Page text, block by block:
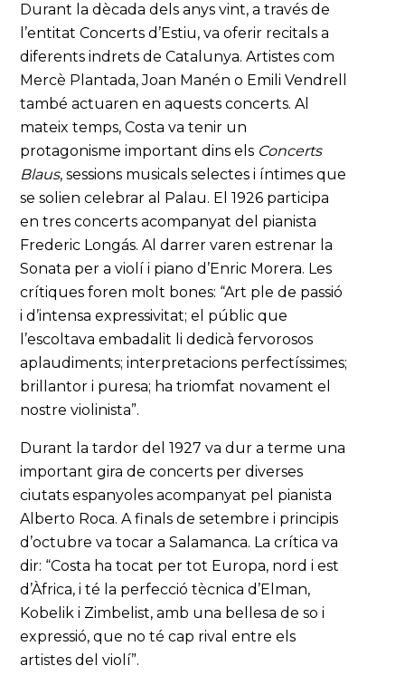
Durant la dècada dels anys vint, a través de
l’entitat Concerts d’Estiu, va oferir recitals a
diferents indrets de Catalunya. Artistes com
Mercè Plantada, Joan Manén o Emili Vendrell
també actuaren en aquests concerts. Al
mateix temps, Costa va tenir un
protagonisme important dins els Concerts
Blaus, sessions musicals selectes i íntimes que
se solien celebrar al Palau. El 1926 participa
en tres concerts acompanyat del pianista
Frederic Longás. Al darrer varen estrenar la
Sonata per a violí i piano d’Enric Morera. Les
crítiques foren molt bones: “Art ple de passió
i d’intensa expressivitat; el públic que
l’escoltava embadalit li dedicà fervorosos
aplaudiments; interpretacions perfectíssimes;
brillantor i puresa; ha triomfat novament el
nostre violinista”.
Durant la tardor del 1927 va dur a terme una
important gira de concerts per diverses
ciutats espanyoles acompanyat pel pianista
Alberto Roca. A finals de setembre i principis
d’octubre va tocar a Salamanca. La crítica va
dir: “Costa ha tocat per tot Europa, nord i est
d’Àfrica, i té la perfecció tècnica d’Elman,
Kobelik i Zimbelist, amb una bellesa de so i
expressió, que no té cap rival entre els
artistes del violí”.